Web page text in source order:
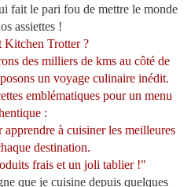
fait le pari fou de mettre le monde
assiettes !
Kitchen Trotter ?
des milliers de kms au côté de
un voyage culinaire inédit.
emblématiques pour un menu
:
à cuisiner les meilleures
destination.
frais et un joli tablier !"
que je cuisine depuis quelques